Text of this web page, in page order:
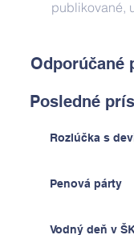
publikované,
Odporúčané
Posledné
Rozlúčka s
Penová párty
Vodný deň v